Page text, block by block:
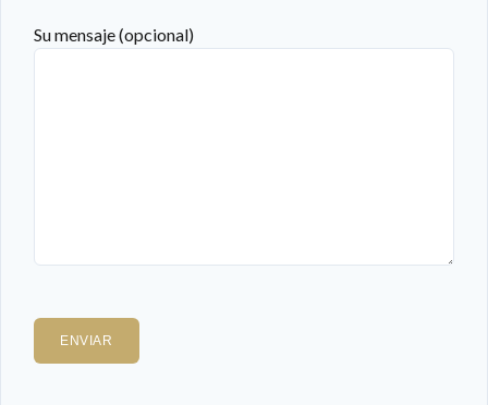
Su mensaje (opcional)